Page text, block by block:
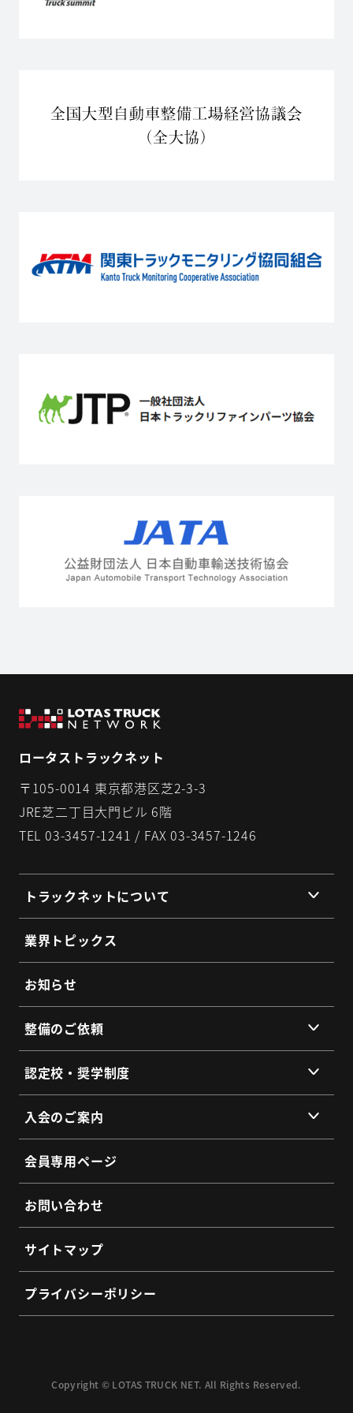
ロータストラックネット
〒105-0014 東京都港区芝2-3-3
JRE芝二丁目大門ビル 6階
TEL 03-3457-1241 / FAX 03-3457-1246
トラックネットについて
組織理念
組織概要
代表挨拶
提携企業・団体一覧
総会・地区会・研修会
会員同士のネットワークづくり
SDGs宣言
業界トピックス
お知らせ
整備のご依頼
提供サービス
サービス拠点
よくあるご質問
整備・メンテナンス依頼フォーム
認定校・奨学制度
認定校制度について
全国トラックネット企業紹介
よくあるご質問
認定制度に関するお問い合わせ
入会のご案内
入会の3つのメリット
会員インタビュー
よくあるご質問
入会希望フォーム
会員専用ページ
お問い合わせ
サイトマップ
プライバシーポリシー
Copyright © LOTAS TRUCK NET. All Rights Reserved.